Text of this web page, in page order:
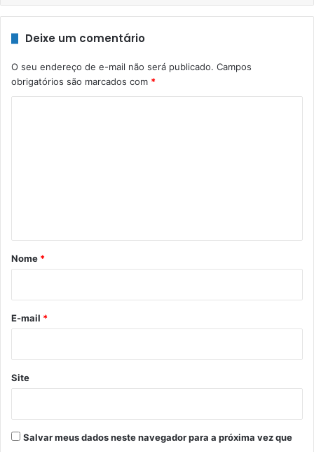
Deixe um comentário
O seu endereço de e-mail não será publicado. Campos
obrigatórios são marcados com *
r
*
Nome *
E-mail *
Site
Salvar meus dados neste navegador para a próxima vez que